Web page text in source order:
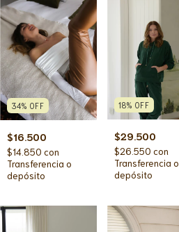
34% OFF
$16.500
$14.850 con
Transferencia o
depósito
18%OFF
$29.500
$26.550con
Transferencia o
depósito